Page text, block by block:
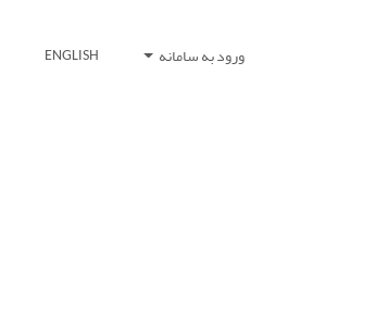
ورود به سامانه ENGLISH